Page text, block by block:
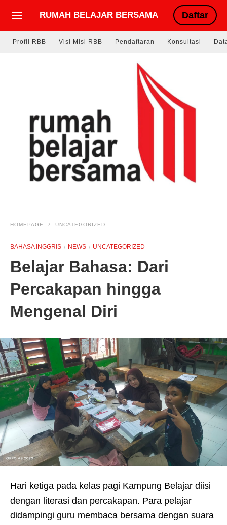
RUMAH BELAJAR BERSAMA Daftar
Profil RBB Visi Misi RBB Pendaftaran Konsultasi
HOMEPAGE UNCATEGORIZED
BAHASA INGGRIS NEWS UNCATEGORIZED
Belajar Bahasa: Dari
Percakapan hingga
Mengenal Diri
Hari ketiga pada kelas pagi Kampung Belajar diisi
dengan literasi dan percakapan. Para pelajar
didampingi guru membaca bersama dengan suara